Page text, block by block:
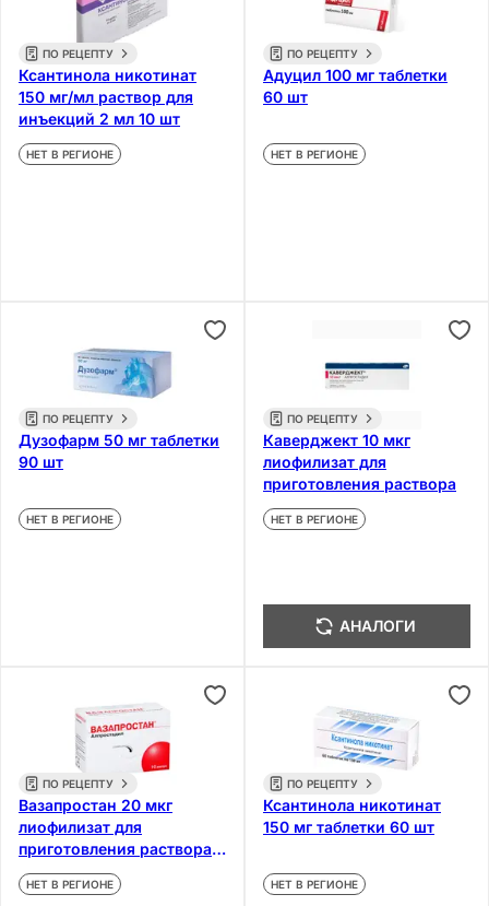
ПО РЕЦЕПТУ
Ксантинола никотинат
150 мг/мл раствор для
инъекций 2 мл 10 шт
НЕТ В РЕГИОНЕ
ПО РЕЦЕПТУ
Адуцил 100 мг таблетки
60 шт
НЕТ В РЕГИОНЕ
ПО РЕЦЕПТУ
Дузофарм 50 мг таблетки
90 шт
НЕТ В РЕГИОНЕ
ПО РЕЦЕПТУ
Каверджект 10 мкг
лиофилизат для
приготовления раствора
НЕТ В РЕГИОНЕ
АНАЛОГИ
ПО РЕЦЕПТУ
Вазапростан 20 мкг
лиофилизат для
приготовления раствора
для инфузий 10 шт
НЕТ В РЕГИОНЕ
ПО РЕЦЕПТУ
Ксантинола никотинат
150 мг таблетки 60 шт
НЕТ В РЕГИОНЕ